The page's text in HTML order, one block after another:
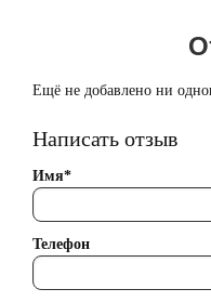
Ещё не добавлено ни
Написать отзыв
Имя*
Телефон